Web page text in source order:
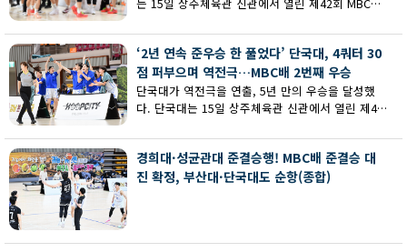
추격을 따돌리며 73-62로 승리했다.
‘2년 연속 준우승 한 풀었다’ 단국대, 4쿼터 30
점 퍼부으며 역전극…MBC배 2번째 우승
단국대가 역전극을 연출, 5년 만의 우승을 달성했
다. 단국대는 15일 상주체육관 신관에서 열린 제42
서 부산대에 73-67로 역전승했다.
경희대·성균관대 준결승행! MBC배 준결승 대
진 확정, 부산대·단국대도 순항(종합)